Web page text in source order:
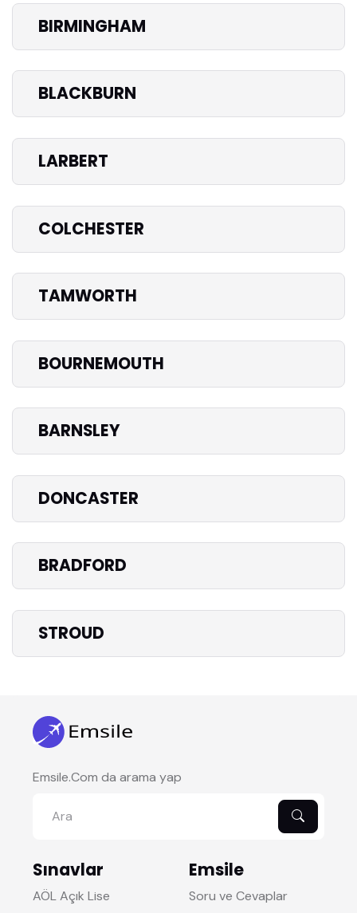
BIRMINGHAM
BLACKBURN
LARBERT
COLCHESTER
TAMWORTH
BOURNEMOUTH
BARNSLEY
DONCASTER
BRADFORD
STROUD
Emsile.Com da arama yap
Sınavlar
AÖL Açık Lise
Emsile
Soru ve Cevaplar